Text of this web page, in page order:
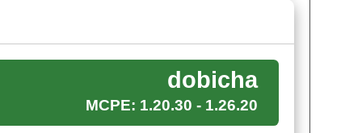
тем самым в несколько раз
dobicha
MCPE: 1.20.30 - 1.26.20